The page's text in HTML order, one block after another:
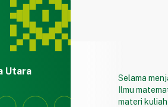
Utara
Selama
Ilmu
materi